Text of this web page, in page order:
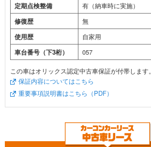
定期点検整備
有（納車時に実施）
修復歴
無
使用歴
自家用
車台番号（下3桁）
057
この車はオリックス認定中古車保証が付帯します。
保証内容についてはこちら
重要事項説明書はこちら（PDF）